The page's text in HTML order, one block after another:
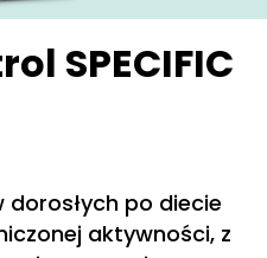
SPECIFIC
po diecie
aktywności, z